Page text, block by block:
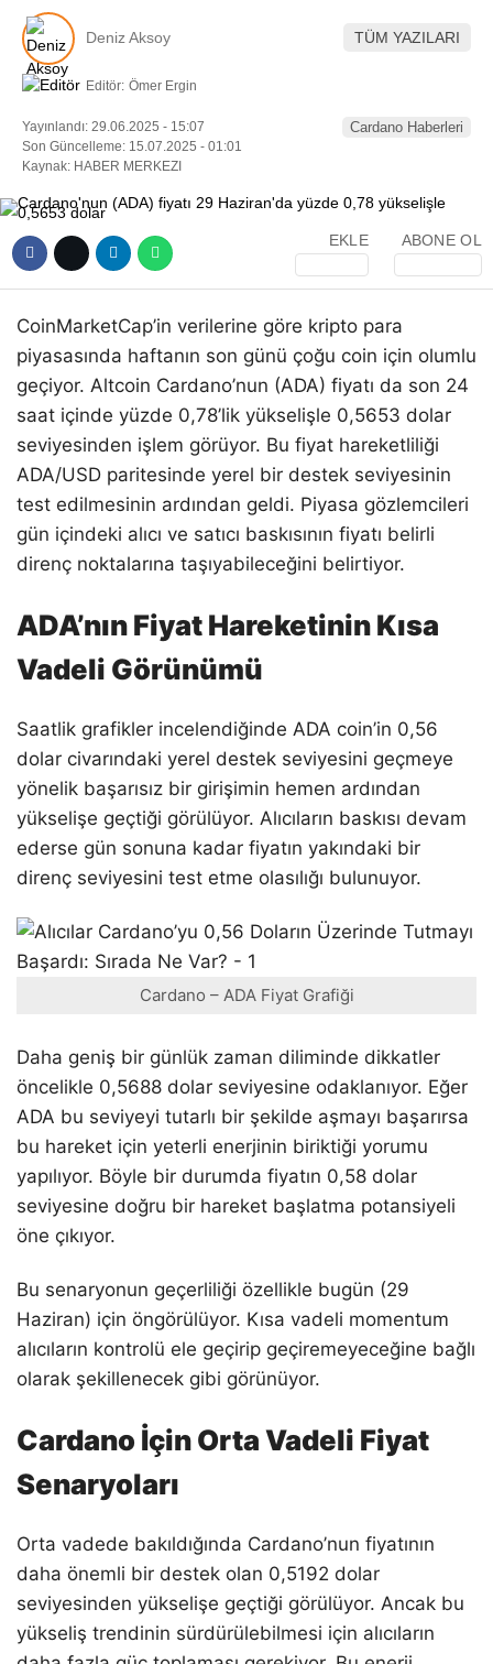
Deniz Aksoy TÜM YAZILARI
Editör: Ömer Ergin
Yayınlandı: 29.06.2025 - 15:07
Son Güncelleme: 15.07.2025 - 01:01
Kaynak: HABER MERKEZI
Cardano Haberleri
EKLE ABONE OL
CoinMarketCap’in verilerine göre kripto para
piyasasında haftanın son günü çoğu coin için olumlu
geçiyor. Altcoin Cardano’nun (ADA) fiyatı da son 24
saat içinde yüzde 0,78’lik yükselişle 0,5653 dolar
seviyesinden işlem görüyor. Bu fiyat hareketliliği
ADA/USD paritesinde yerel bir destek seviyesinin
test edilmesinin ardından geldi. Piyasa gözlemcileri
gün içindeki alıcı ve satıcı baskısının fiyatı belirli
direnç noktalarına taşıyabileceğini belirtiyor.
ADA’nın Fiyat Hareketinin Kısa
Vadeli Görünümü
Saatlik grafikler incelendiğinde ADA coin’in 0,56
dolar civarındaki yerel destek seviyesini geçmeye
yönelik başarısız bir girişimin hemen ardından
yükselişe geçtiği görülüyor. Alıcıların baskısı devam
ederse gün sonuna kadar fiyatın yakındaki bir
direnç seviyesini test etme olasılığı bulunuyor.
Cardano – ADA Fiyat Grafiği
Daha geniş bir günlük zaman diliminde dikkatler
öncelikle 0,5688 dolar seviyesine odaklanıyor. Eğer
ADA bu seviyeyi tutarlı bir şekilde aşmayı başarırsa
bu hareket için yeterli enerjinin biriktiği yorumu
yapılıyor. Böyle bir durumda fiyatın 0,58 dolar
seviyesine doğru bir hareket başlatma potansiyeli
öne çıkıyor.
Bu senaryonun geçerliliği özellikle bugün (29
Haziran) için öngörülüyor. Kısa vadeli momentum
alıcıların kontrolü ele geçirip geçiremeyeceğine bağlı
olarak şekillenecek gibi görünüyor.
Cardano İçin Orta Vadeli Fiyat
Senaryoları
Orta vadede bakıldığında Cardano’nun fiyatının
daha önemli bir destek olan 0,5192 dolar
seviyesinden yükselişe geçtiği görülüyor. Ancak bu
yükseliş trendinin sürdürülebilmesi için alıcıların